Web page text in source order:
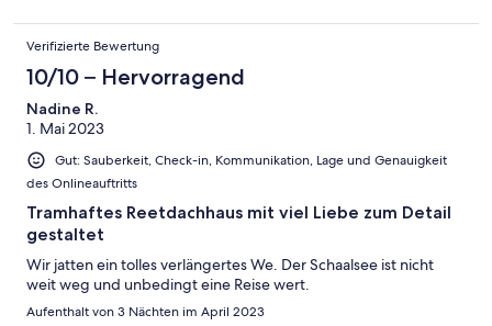
Verifizierte Bewertung
10/10 – Hervorragend
Nadine R.
1. Mai 2023
Gut: Sauberkeit, Check-in, Kommunikation, Lage und Genauigkeit
des Onlineauftritts
Tramhaftes Reetdachhaus mit viel Liebe zum Detail
gestaltet
Wir jatten ein tolles verlängertes We. Der Schaalsee ist nicht
weit weg und unbedingt eine Reise wert.
Aufenthalt von 3 Nächten im April 2023